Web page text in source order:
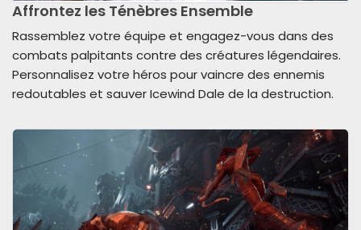
Affrontez les Ténèbres Ensemble
Rassemblez votre équipe et engagez-vous dans des
combats palpitants contre des créatures légendaires.
Personnalisez votre héros pour vaincre des ennemis
redoutables et sauver Icewind Dale de la destruction.